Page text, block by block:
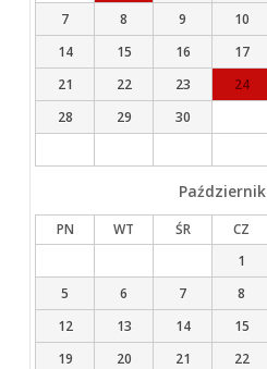
7
8 9 10
14
15 16 17
21
22 23 24
28
29 30
Październik
PN WT ŚR CZ
1
5
6 7 8
12
13 14 15
19
20 21 22